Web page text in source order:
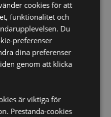
Hall B Monter
D29
A6
cookies för att
funktionalitet och
Du
preferenser
dina preferenser
genom att klicka
är viktiga för
Prestanda-cookies